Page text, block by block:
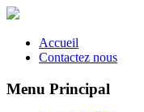
Accueil
Contactez nous
Menu Principal